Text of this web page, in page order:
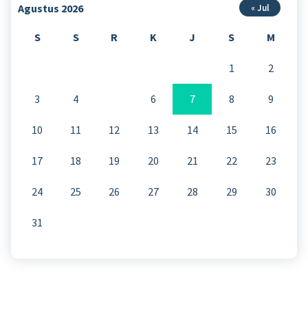
Agustus 2026
S S R K J S M
1 2
3 4 6 7 8 9
10 11 12 13 14 15 16
17 18 19 20 21 22 23
24 25 26 27 28 29 30
31
« Jul